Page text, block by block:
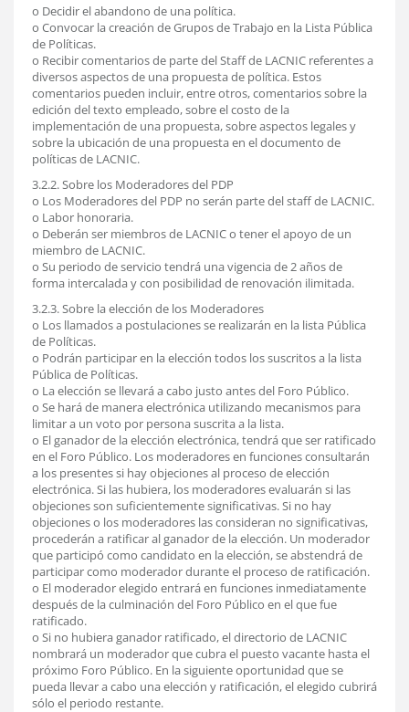
o Decidir el abandono de una política.
o Convocar la creación de Grupos de Trabajo en la Lista Pública
de Políticas.
o Recibir comentarios de parte del Staff de LACNIC referentes a
diversos aspectos de una propuesta de política. Estos
comentarios pueden incluir, entre otros, comentarios sobre la
edición del texto empleado, sobre el costo de la
implementación de una propuesta, sobre aspectos legales y
sobre la ubicación de una propuesta en el documento de
políticas de LACNIC.
3.2.2. Sobre los Moderadores del PDP
o Los Moderadores del PDP no serán parte del staff de LACNIC.
o Labor honoraria.
o Deberán ser miembros de LACNIC o tener el apoyo de un
miembro de LACNIC.
o Su periodo de servicio tendrá una vigencia de 2 años de
forma intercalada y con posibilidad de renovación ilimitada.
3.2.3. Sobre la elección de los Moderadores
o Los llamados a postulaciones se realizarán en la lista Pública
de Políticas.
o Podrán participar en la elección todos los suscritos a la lista
Pública de Políticas.
o La elección se llevará a cabo justo antes del Foro Público.
o Se hará de manera electrónica utilizando mecanismos para
limitar a un voto por persona suscrita a la lista.
o El ganador de la elección electrónica, tendrá que ser ratificado
en el Foro Público. Los moderadores en funciones consultarán
a los presentes si hay objeciones al proceso de elección
electrónica. Si las hubiera, los moderadores evaluarán si las
objeciones son suficientemente significativas. Si no hay
objeciones o los moderadores las consideran no significativas,
procederán a ratificar al ganador de la elección. Un moderador
que participó como candidato en la elección, se abstendrá de
participar como moderador durante el proceso de ratificación.
o El moderador elegido entrará en funciones inmediatamente
después de la culminación del Foro Público en el que fue
ratificado.
o Si no hubiera ganador ratificado, el directorio de LACNIC
nombrará un moderador que cubra el puesto vacante hasta el
próximo Foro Público. En la siguiente oportunidad que se
pueda llevar a cabo una elección y ratificación, el elegido cubrirá
sólo el periodo restante.